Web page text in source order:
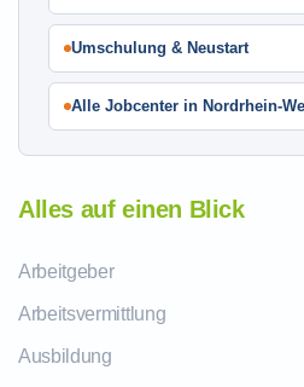
Umschulung & Neustart
Alle Jobcenter in Nordrhein-
Alles auf einen Blick
Arbeitgeber
Arbeitsvermittlung
Ausbildung